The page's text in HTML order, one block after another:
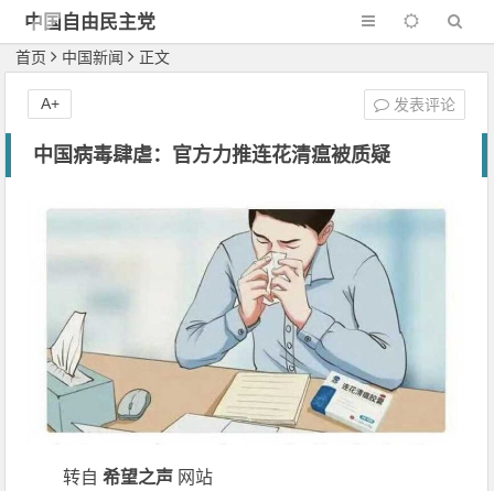
中国自由民主党
首页 中国新闻 正文
中国病毒肆虐：官方力推连花清瘟被质疑
转自希望之声 网站
发表评论
A+